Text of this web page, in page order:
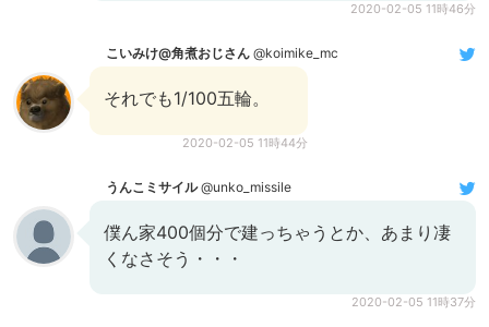
2020-02-05 11時46分
こいみけ@角煮おじさん @koimike_mc
それでも1/100五輪。
2020-02-05 11時44分
うんこミサイル@unko_missile
僕ん家400個分で建っちゃうとか、あまり凄
くなさそう・・・
2020-02-05 11時37分